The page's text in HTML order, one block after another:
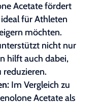
Acetate fördert
für Athleten
möchten.
nicht nur
hilft auch dabei,
reduzieren.
Im Vergleich zu
Acetate als